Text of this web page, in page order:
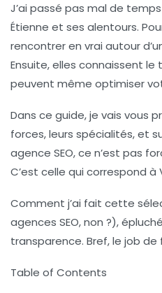
J’ai passé pas mal de
Étienne et ses alentours.
rencontrer en vrai autour
Ensuite, elles connaissent
peuvent même optimiser
Dans ce guide, je vais vous
forces, leurs spécialités, et
agence SEO, ce n’est pas
C’est celle qui correspond à
Comment j’ai fait cette
agences SEO, non ?),
transparence. Bref, le job
Table of Contents